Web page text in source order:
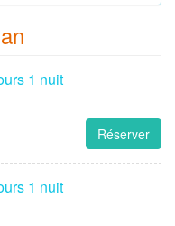
1 nuit
Réserver
1 nuit